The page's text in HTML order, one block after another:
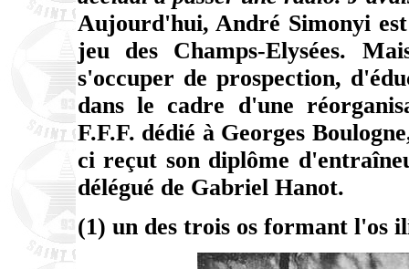
Aujourd'hui, André Simonyi
jeu des Champs-Elysées.
s'occuper de prospection,
dans le cadre d'une
F.F.F. dédié à Georges
ci reçut son diplôme
délégué de Gabriel Hanot.
(1) un des trois os formant l'os